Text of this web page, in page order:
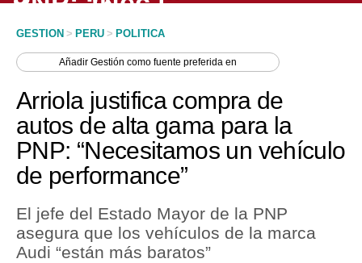
Economía
Mercados
Perú
Política
Tu Dinero
GESTION > PERU > POLITICA
AñadirGestión como fuente preferida en
Arriola justifica compra de
autos de alta gama para la
PNP: “Necesitamos un vehículo
de performance”
El jefe del Estado Mayor de la PNP
asegura que los vehículos de la marca
Audi “están más baratos”